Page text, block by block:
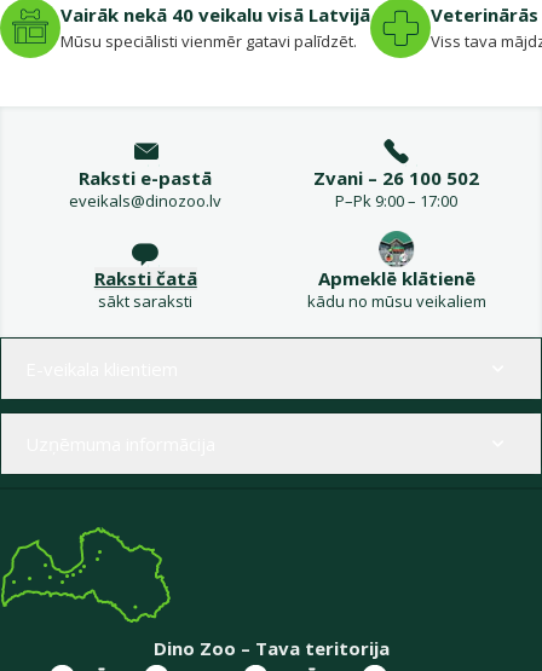
Vairāk nekā 40 veikalu visā Latvijā
Mūsu speciālisti vienmēr gatavi palīdzēt. Viss tava
Raksti e-pastā
eveikals@dinozoo.lv
Zvani – 26 100 502
P–Pk 9:00 – 17:00
Raksti čatā
sākt saraksti
Apmeklē klātienē
kādu no mūsu veikaliem
Dino Zoo – Tava teritorija